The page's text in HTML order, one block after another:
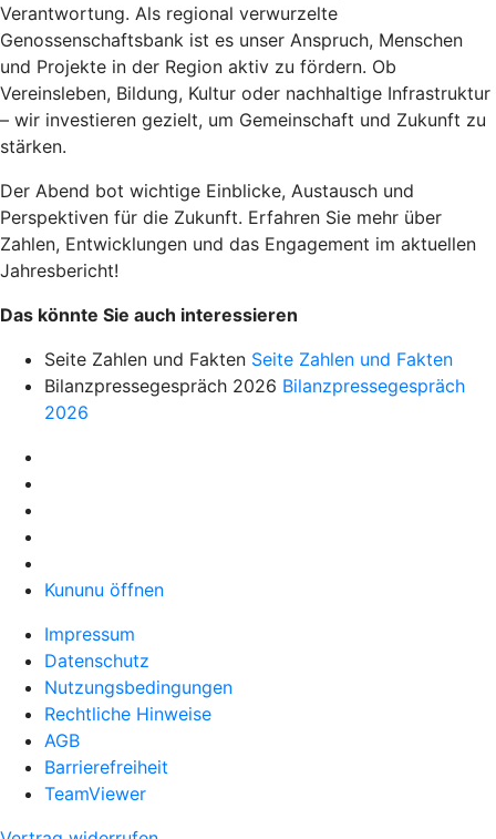
Verantwortung. Als regional verwurzelte
Genossenschaftsbank ist es unser Anspruch, Menschen
und Projekte in der Region aktiv zu fördern. Ob
Vereinsleben, Bildung, Kultur oder nachhaltige Infrastruktur
– wir investieren gezielt, um Gemeinschaft und Zukunft zu
stärken.
Der Abend bot wichtige Einblicke, Austausch und
Perspektiven für die Zukunft. Erfahren Sie mehr über
Zahlen, Entwicklungen und das Engagement im aktuellen
Jahresbericht!
Das könnte Sie auch interessieren
Seite Zahlen und Fakten Seite Zahlen und Fakten
Bilanzpressegespräch 2026 Bilanzpressegespräch
2026
Kununu öffnen
Impressum
Datenschutz
Nutzungsbedingungen
Rechtliche Hinweise
AGB
Barrierefreiheit
TeamViewer